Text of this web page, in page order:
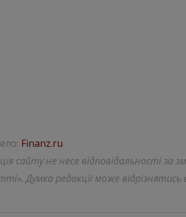
Finanz.ru
сайту не несе відповідальності за
Думка редакції може відрізнятись